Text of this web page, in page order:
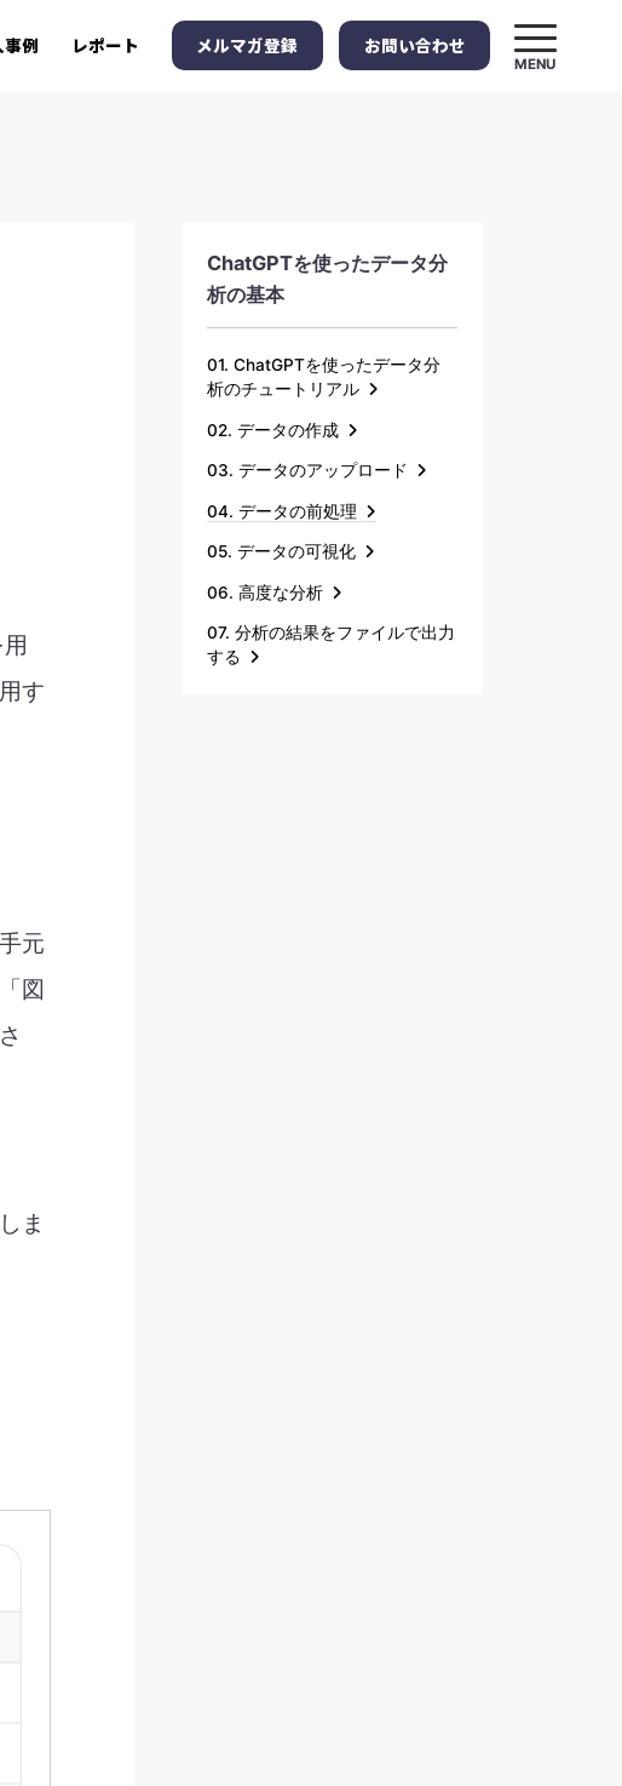
例 レポート メルマガ登録 お問い合わせ
MENU
す
元
図
ま
ChatGPTを使ったデータ分
析の基本
01. ChatGPTを使ったデータ分
析のチュートリアル
02. データの作成
03. データのアップロード
04. データの前処理
05. データの可視化
06. 高度な分析
07. 分析の結果をファイルで出力
する